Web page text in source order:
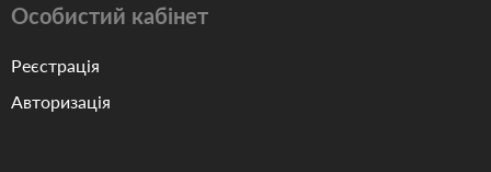
Особистий кабінет
Реєстрація
Авторизація